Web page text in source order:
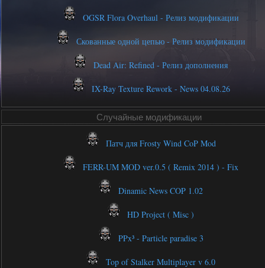
OGSR Flora Overhaul - Релиз модификации
Скованные одной цепью - Релиз модификации
Dead Air: Refined - Релиз дополнения
IX-Ray Texture Rework - News 04.08.26
Случайные модификации
Патч для Frosty Wind CoP Mod
FERR-UM MOD ver.0.5 ( Remix 2014 ) - Fix
Dinamic News COP 1.02
HD Project ( Misc )
PPx³ - Particle paradise 3
Top of Stalker Multiplayer v 6.0